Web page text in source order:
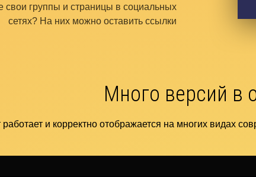
свои группы и страницы в социальных
сетях? На них можно оставить ссылки
Много версий в
и корректно отображается на многих видах